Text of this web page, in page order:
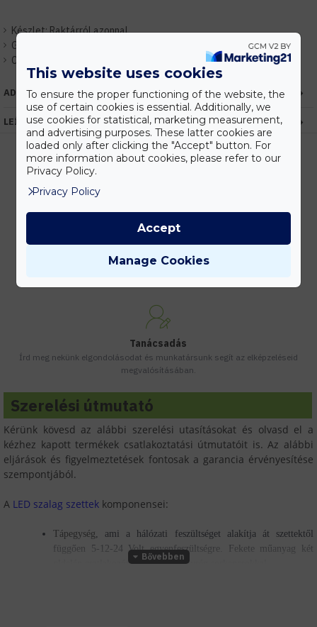
Készlet:Raktárról azonnal
Gyártó:
Cikkszám:
ADATOK
LEÍRÁS
Gyors kiszállítás
Tanácsadás
Írd meg nekünk elgondolásodat és munkatársunk segít az elképzeléseid
megvalósításában.
Szerelési útmutató
Kérünk kövesd az alábbi szerelési utasításokat és olvasd el a
kézhez kapott termékek csatlakoztatási útmutatóit is. Az alábbi
eljárások és figyelmeztetések fontosak a garancia érvényesítése
szempontjából.
A LED szalag szettek komponensei:
Tápegység, ami a hálózati feszültséget alakítja át szettektől
függően 5-12-24 Volt egyenfeszültségre. Fekete műanyag két
oldalán csatlakozóval vagy fém egység sorkapcsokkal,
This website uses cookies
To ensure the proper functioning of the website, the
use of certain cookies is essential. Additionally, we
use cookies for statistical, marketing measurement,
and advertising purposes. These latter cookies are
loaded only after clicking the "Accept" button. For
more information about cookies, please refer to our
Privacy Policy.
Privacy Policy
Manage Cookies
Accept